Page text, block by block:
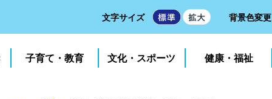
文字サイズ 背景色変更
子育て・教育 文化・スポーツ 健康・福祉